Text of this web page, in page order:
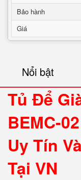
Bảo hành
Giá
Nổi bật
Tủ Để
BEMC-
Uy Tín
Tại VN